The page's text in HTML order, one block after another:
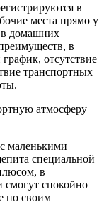
в
места прямо у
в домашних
в
отсутствие
транспортных
атмосферу
маленькими
специальной
в
смогут спокойно
по своим